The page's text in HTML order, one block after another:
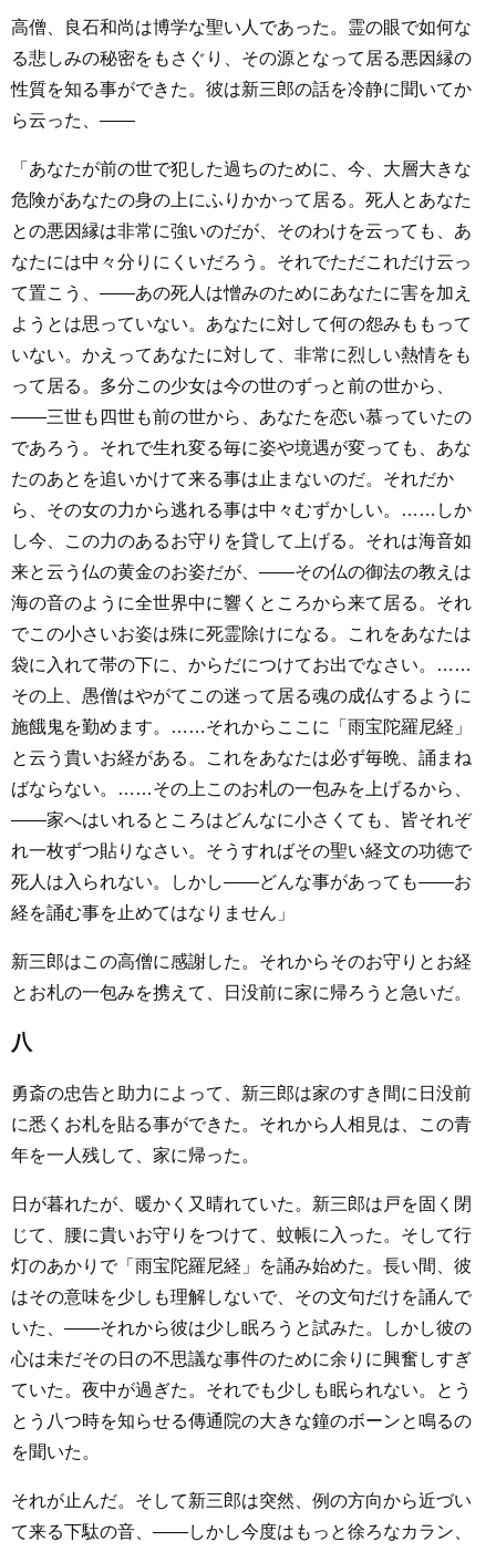
高僧、良石和尚は博学な聖い人であった。霊の眼で如何な
る悲しみの秘密をもさぐり、その源となって居る悪因縁の
性質を知る事ができた。彼は新三郎の話を冷静に聞いてか
ら云った、――
「あなたが前の世で犯した過ちのために、今、大層大きな
危険があなたの身の上にふりかかって居る。死人とあなた
との悪因縁は非常に強いのだが、そのわけを云っても、あ
なたには中々分りにくいだろう。それでただこれだけ云っ
て置こう、――あの死人は憎みのためにあなたに害を加え
ようとは思っていない。あなたに対して何の怨みももって
いない。かえってあなたに対して、非常に烈しい熱情をも
って居る。多分この少女は今の世のずっと前の世から、
――三世も四世も前の世から、あなたを恋い慕っていたの
であろう。それで生れ変る毎に姿や境遇が変っても、あな
たのあとを追いかけて来る事は止まないのだ。それだか
ら、その女の力から逃れる事は中々むずかしい。……しか
し今、この力のあるお守りを貸して上げる。それは海音如
来と云う仏の黄金のお姿だが、――その仏の御法の教えは
海の音のように全世界中に響くところから来て居る。それ
でこの小さいお姿は殊に死霊除けになる。これをあなたは
袋に入れて帯の下に、からだにつけてお出でなさい。……
その上、愚僧はやがてこの迷って居る魂の成仏するように
施餓鬼を勤めます。……それからここに「雨宝陀羅尼経」
と云う貴いお経がある。これをあなたは必ず毎晩、誦まね
ばならない。……その上このお札の一包みを上げるから、
――家へはいれるところはどんなに小さくても、皆それぞ
れ一枚ずつ貼りなさい。そうすればその聖い経文の功徳で
死人は入られない。しかし――どんな事があっても――お
経を誦む事を止めてはなりません」
新三郎はこの高僧に感謝した。それからそのお守りとお経
とお札の一包みを携えて、日没前に家に帰ろうと急いだ。
八
勇斎の忠告と助力によって、新三郎は家のすき間に日没前
に悉くお札を貼る事ができた。それから人相見は、この青
年を一人残して、家に帰った。
日が暮れたが、暖かく又晴れていた。新三郎は戸を固く閉
じて、腰に貴いお守りをつけて、蚊帳に入った。そして行
灯のあかりで「雨宝陀羅尼経」を誦み始めた。長い間、彼
はその意味を少しも理解しないで、その文句だけを誦んで
いた、――それから彼は少し眠ろうと試みた。しかし彼の
心は未だその日の不思議な事件のために余りに興奮しすぎ
ていた。夜中が過ぎた。それでも少しも眠られない。とう
とう八つ時を知らせる傳通院の大きな鐘のボーンと鳴るの
を聞いた。
それが止んだ。そして新三郎は突然、例の方向から近づい
て来る下駄の音、――しかし今度はもっと徐ろなカラン、